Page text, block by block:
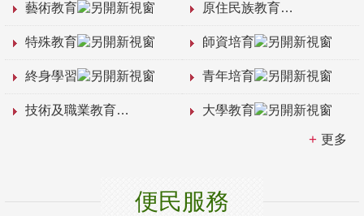
藝術教育 原住民族教育
特殊教育 師資培育
終身學習 青年培育
技術及職業教育 大學教育
更多
便民服務